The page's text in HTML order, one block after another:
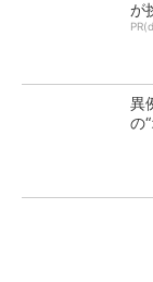
が
異
の